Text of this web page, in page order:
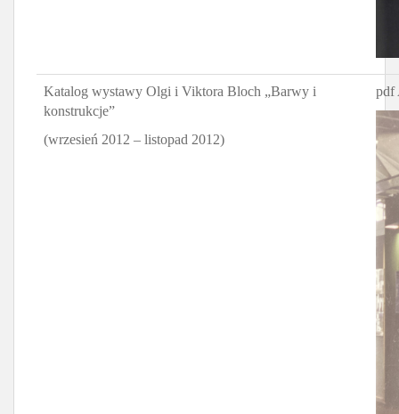
Katalog wystawy Olgi i Viktora Bloch „Barwy i
konstrukcje”
(wrzesień 2012 – listopad 2012)
pdf